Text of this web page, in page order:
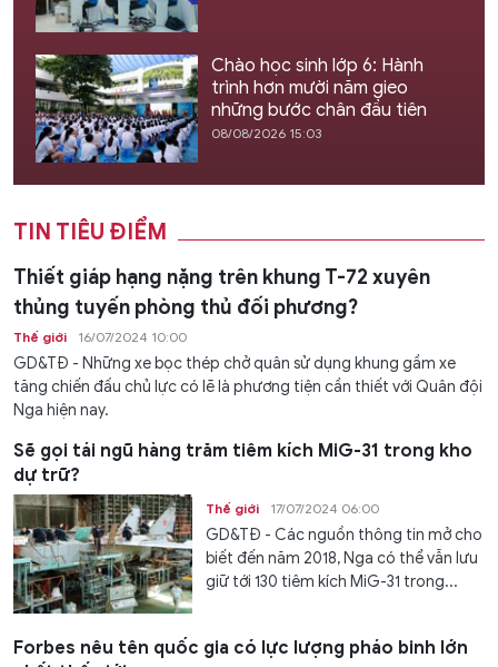
Chào học sinh lớp 6: Hành
trình hơn mười năm gieo
những bước chân đầu tiên
08/08/2026 15:03
TIN TIÊU ĐIỂM
Thiết giáp hạng nặng trên khung T-72 xuyên
thủng tuyến phòng thủ đối phương?
Thế giới 16/07/2024 10:00
GD&TĐ - Những xe bọc thép chở quân sử dụng khung gầm xe
tăng chiến đấu chủ lực có lẽ là phương tiện cần thiết với Quân đội
Nga hiện nay.
Sẽ gọi tái ngũ hàng trăm tiêm kích MiG-31 trong kho
dự trữ?
Thế giới 17/07/2024 06:00
GD&TĐ - Các nguồn thông tin mở cho
biết đến năm 2018, Nga có thể vẫn lưu
giữ tới 130 tiêm kích MiG-31 trong...
Forbes nêu tên quốc gia có lực lượng pháo binh lớn